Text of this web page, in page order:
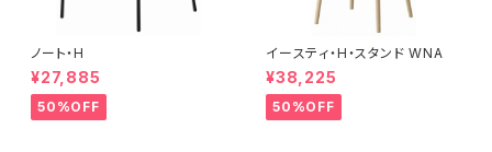
ノート・H
¥27,885
50%OFF
イースティ・H・スタンド WNA
¥38,225
50%OFF